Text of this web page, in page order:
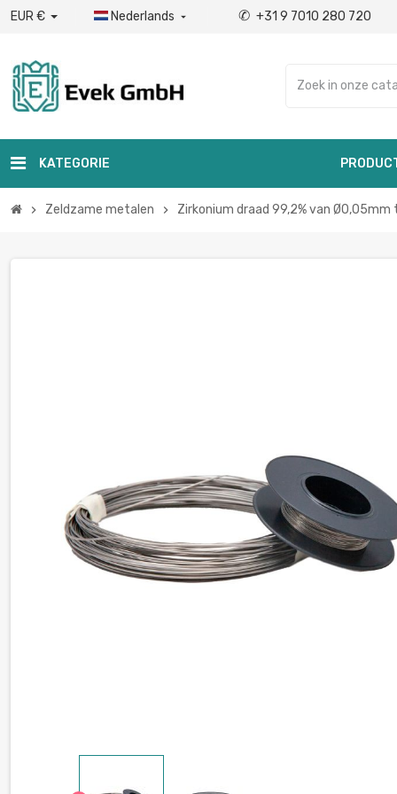
EUR € Nederlands  ✆ +31 9 7010 280 720
KATEGORIE
chevron_right Zeldzame metalen chevron_right Zirkonium draad 99,2% van